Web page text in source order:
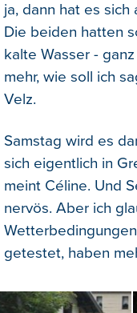
ja, dann hat es
Die beiden hatten
kalte Wasser -
mehr, wie soll ich
Velz.
Samstag wird es
sich eigentlich in
meint Céline. Und
nervös. Aber ich
getestet, haben